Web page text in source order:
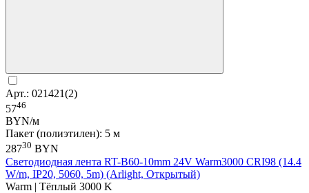
Арт.: 021421(2)
5746
BYN/м
Пакет (полиэтилен): 5 м
28730 BYN
Светодиодная лента RT-B60-10mm 24V Warm3000 CRI98 (14.4
W/m, IP20, 5060, 5m) (Arlight, Открытый)
Warm | Тёплый 3000 K